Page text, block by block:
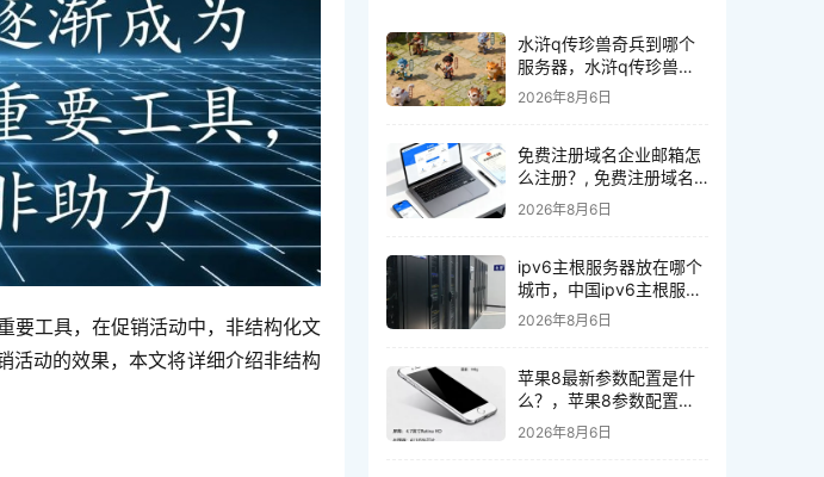
要工具，在促销活动中，非结构化文
活动的效果，本文将详细介绍非结构
水浒q传珍兽奇兵到哪个
服务器，水浒q传珍兽奇
兵哪个服务器好
2026年8月6日
免费注册域名企业邮箱怎
么注册？, 免费注册域名
企业邮箱如何申请
2026年8月6日
ipv6主根服务器放在哪个
城市，中国ipv6主根服务
器在哪里
2026年8月6日
苹果8最新参数配置是什
么？，苹果8参数配置有
哪些
2026年8月6日